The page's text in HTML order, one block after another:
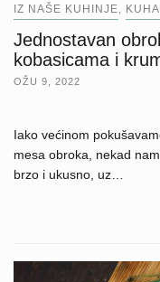
IZ NAŠE KUHINJE
Jednostavan
kobasicama i
OŽU 9, 2022
Iako većinom
mesa obroka, nekad
brzo i ukusno, uz…